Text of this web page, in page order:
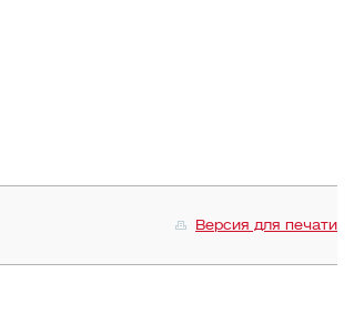
Версия для печати